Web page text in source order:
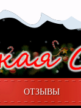
ОТЗЫВЫ